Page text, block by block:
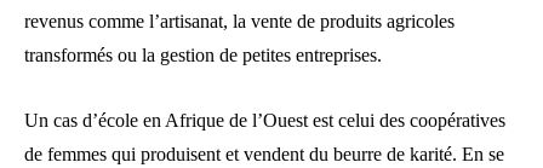
revenus comme l’artisanat, la vente de produits agricoles
transformés ou la gestion de petites entreprises.
Un cas d’école en Afrique de l’Ouest est celui des coopératives
de femmes qui produisent et vendent du beurre de karité. En se